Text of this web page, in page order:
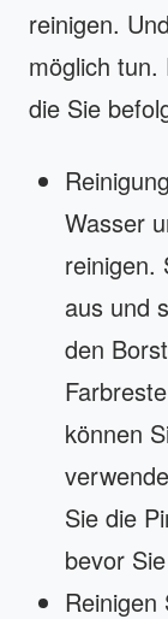
reinigen.
möglich tun.
die Sie
Wasser
reinigen.
aus und
den
können
Sie die
bevor
Reinigen